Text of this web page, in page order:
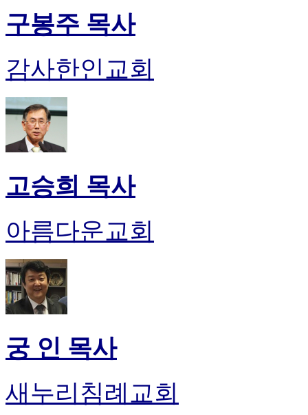
구봉주 목사
감사한인교회
고승희 목사
아름다운교회
궁 인 목사
새누리침례교회